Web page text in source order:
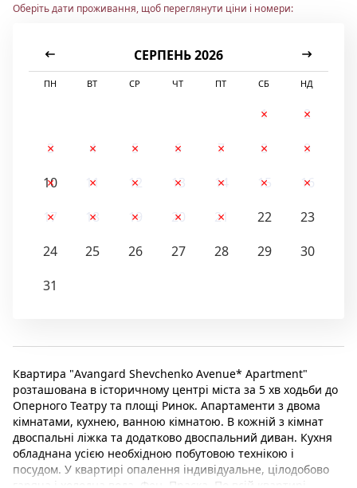
Оберіть дати проживання, щоб переглянути ціни і номери:
СЕРПЕНЬ 2026
ПН ВТ СР ЧТ ПТ СБ НД
1
2
3
4 5 6 7 8
9
10
11 12 13 14 15
16
17
18 19 20 21 22
23
24
25 26 27 28 29
30
31
Квартира "Avangard Shevchenko Avenue* Apartment"
розташована в історичному центрі міста за 5 хв ходьби до
Оперного Театру та площі Ринок. Апартаменти з двома
кімнатами, кухнею, ванною кімнатою. В кожній з кімнат
двоспальні ліжка та додатково двоспальний диван. Кухня
обладнана усією необхідною побутовою технікою і
посудом. У квартирі опалення індивідуальне, цілодобово